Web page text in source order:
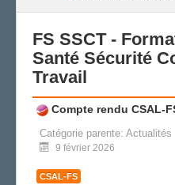
NAVIGATION
ACTUALITÉ
CSAL
FS SSCT
Action sociale
Archives
LA SECTION
FS SSCT -
Santé Sécurité
Travail
Compte rendu CSAL-
Catégorie parente: Actualités
9 février 2026
CSAL-FS